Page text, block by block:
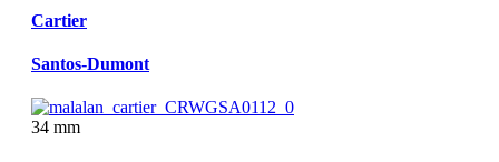
Cartier
Santos-Dumont
34 mm